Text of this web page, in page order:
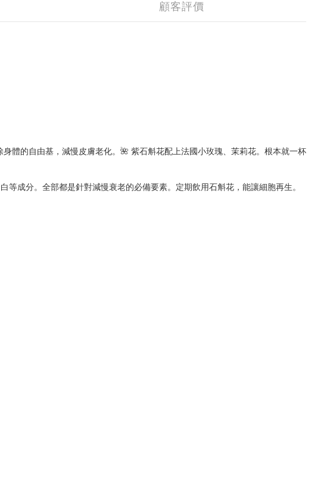
顧客評價
體的自由基，減慢皮膚老化。🌺 紫石斛花配上法國小玫瑰、茉莉花。根本就一杯
成分。全部都是針對減慢衰老的必備要素。定期飲用石斛花，能讓細胞再生。